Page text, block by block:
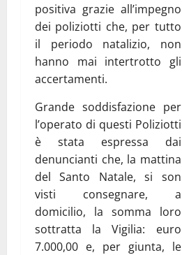
positiva grazie all’impegno
dei poliziotti che, per tutto
il periodo natalizio, non
hanno mai intertrotto gli
accertamenti.
Grande soddisfazione per
l’operato di questi Poliziotti
è stata espressa dai
denuncianti che, la mattina
del Santo Natale, si son
visti consegnare, a
domicilio, la somma loro
sottratta la Vigilia: euro
7.000,00 e, per giunta, le